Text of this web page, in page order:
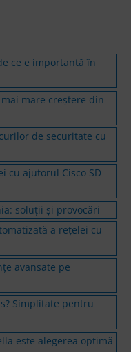
ce e importantă în
mare creștere din
de securitate cu
cu ajutorul Cisco SD
soluții și provocări
a rețelei cu
avansate pe
Simplitate pentru
este alegerea optimă